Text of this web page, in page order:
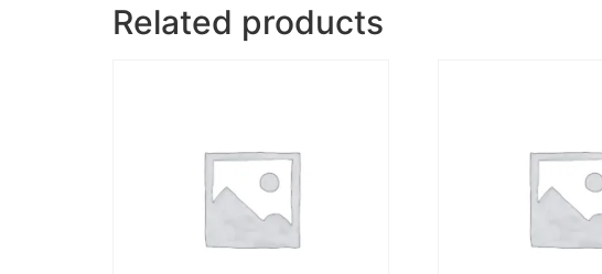
Related products